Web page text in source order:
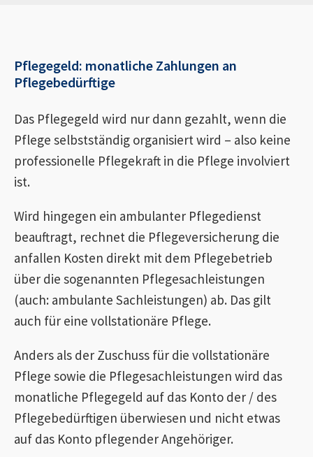
Pflegegeld: monatliche Zahlungen an
Pflegebedürftige
Das Pflegegeld wird nur dann gezahlt, wenn die
Pflege selbstständig organisiert wird – also keine
professionelle Pflegekraft in die Pflege involviert
ist.
Wird hingegen ein ambulanter Pflegedienst
beauftragt, rechnet die Pflegeversicherung die
anfallen Kosten direkt mit dem Pflegebetrieb
über die sogenannten Pflegesachleistungen
(auch: ambulante Sachleistungen) ab. Das gilt
auch für eine vollstationäre Pflege.
Anders als der Zuschuss für die vollstationäre
Pflege sowie die Pflegesachleistungen wird das
monatliche Pflegegeld auf das Konto der / des
Pflegebedürftigen überwiesen und nicht etwas
auf das Konto pflegender Angehöriger.